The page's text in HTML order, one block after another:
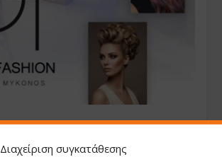
Διαχείριση συγκατάθεσης